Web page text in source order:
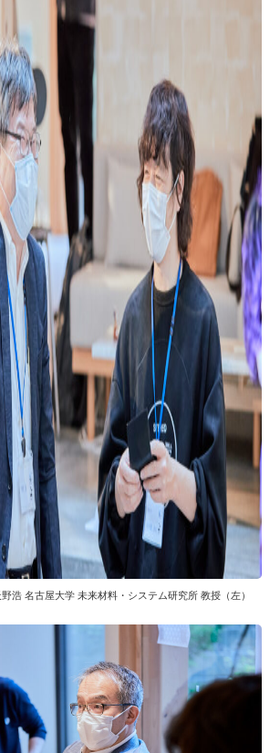
浩 名古屋大学 未来材料・システム研究所 教授（左）